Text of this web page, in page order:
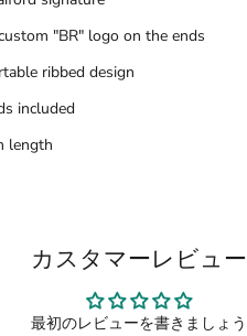
"BR" logo on the ends
ribbed design
included
length
カスタマーレビュー
最初のレビューを書きましょう